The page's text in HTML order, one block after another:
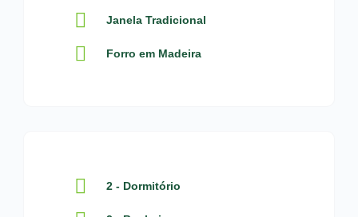
Janela Tradicional
Forro em Madeira
2 - Dormitório